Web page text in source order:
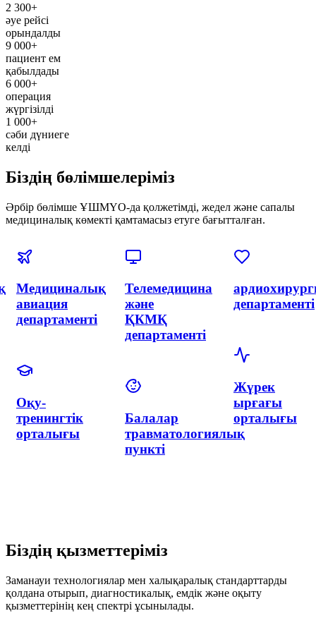
2 300+
әуе рейсі
орындалды
9 000+
пациент ем
қабылдады
6 000+
операция
жүргізілді
1 000+
сәби дүниеге
келді
Біздің бөлімшелеріміз
Әрбір бөлімше ҰШМҮО-да қолжетімді, жедел және сапалы
медициналық көмекті қамтамасыз етуге бағытталған.
Эндоваскулярлық
хирургия
және
департаменті
Акушерлік
және
гинекология
орталығы
Гинекология
департаменті
Акушерлік
департаменті
департаменті
Біздің қызметтеріміз
Заманауи технологиялар мен халықаралық стандарттарды
қолдана отырып, диагностикалық, емдік және оқыту
қызметтерінің кең спектрі ұсынылады.